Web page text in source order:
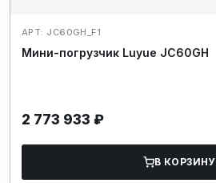
АРТ: JC60GH_F1
Мини-погрузчик Luyue JC60GH
2 773 933 ₽
В КОРЗИНУ